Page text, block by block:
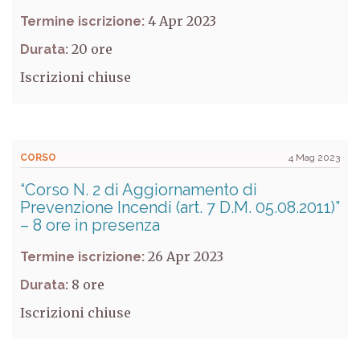
Termine iscrizione: 4 Apr 2023
Durata: 20
Iscrizioni chiuse
CORSO 4 Mag 2023
“Corso N. 2 di Aggiornamento di
Prevenzione Incendi (art. 7 D.M. 05.08.2011)”
– 8 ore in presenza
Termine iscrizione: 26 Apr 2023
Durata: 8
Iscrizioni chiuse